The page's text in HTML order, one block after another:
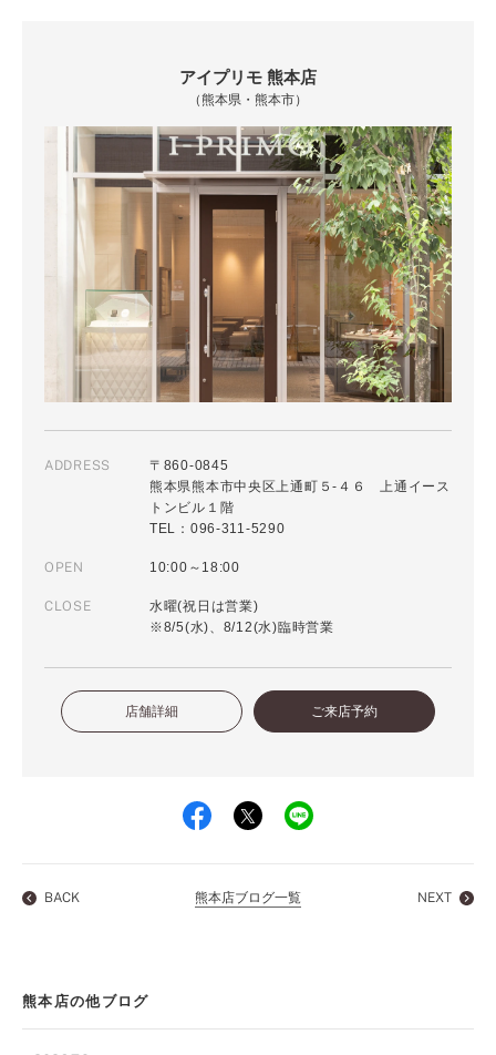
アイプリモ 熊本店
（熊本県・熊本市）
ADDRESS
〒860-0845
熊本県熊本市中央区上通町５-４６ 上通イース
トンビル１階
TEL：096-311-5290
OPEN 10:00～18:00
CLOSE
水曜(祝日は営業)
※8/5(水)、8/12(水)臨時営業
店舗詳細 ご来店予約
BACK 熊本店ブログ一覧 NEXT
熊本店の他ブログ